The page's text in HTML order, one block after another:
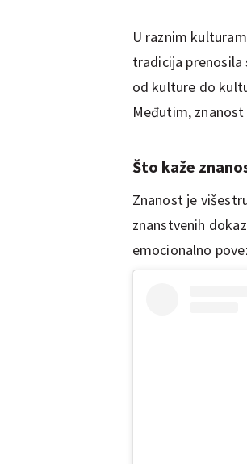
U raznim
tradicija prenosila
od kulture do
Međutim,
Što kaže
Znanost je
znanstvenih
emocionalno